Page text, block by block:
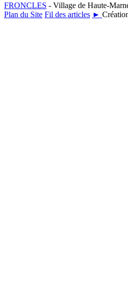
FRONCLES - Village de Haute-
Plan du Site Fil des articles ►